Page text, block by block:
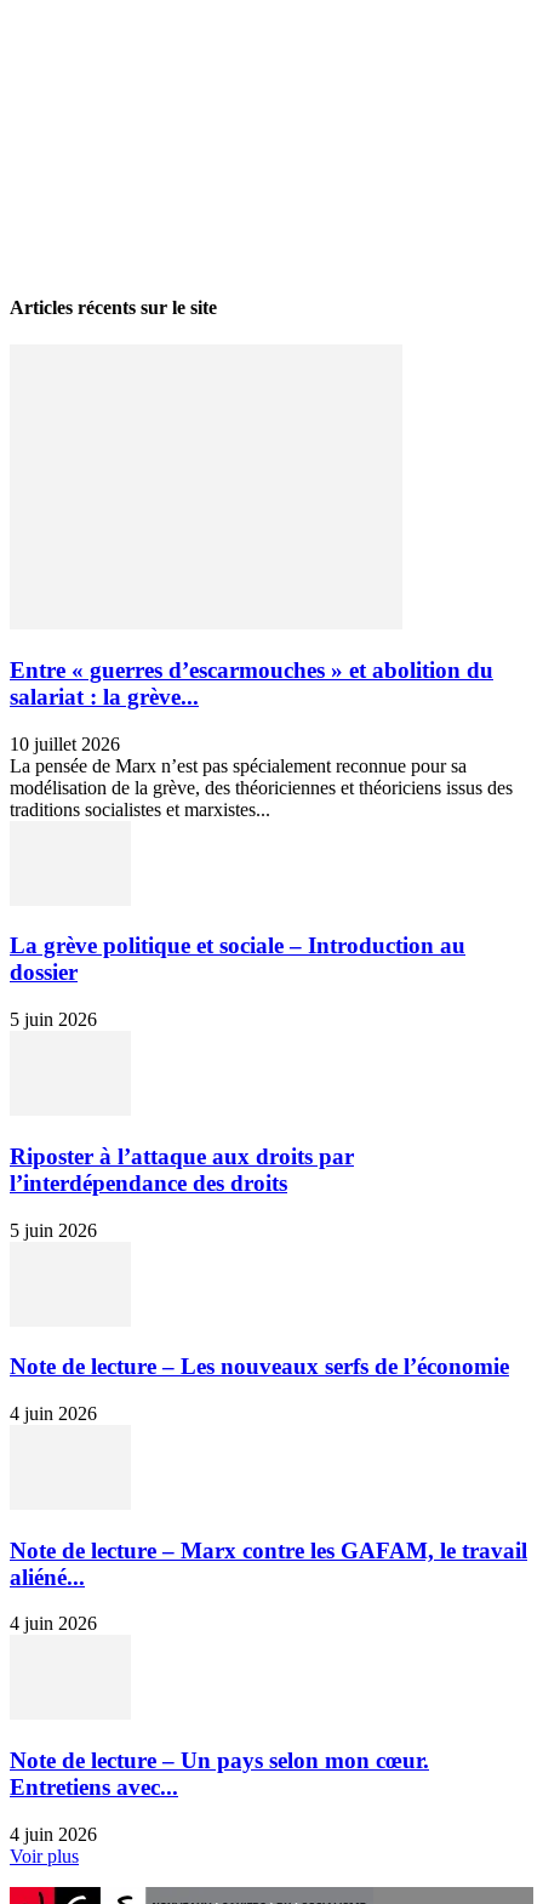
Articles récents sur le site
Entre « guerres d’escarmouches » et abolition du
salariat : la grève...
10 juillet 2026
La pensée de Marx n’est pas spécialement reconnue pour sa
modélisation de la grève, des théoriciennes et théoriciens issus des
traditions socialistes et marxistes...
La grève politique et sociale – Introduction au
dossier
5 juin 2026
Riposter à l’attaque aux droits par
l’interdépendance des droits
5 juin 2026
Note de lecture – Les nouveaux serfs de l’économie
4 juin 2026
Note de lecture – Marx contre les GAFAM, le travail
aliéné...
4 juin 2026
Note de lecture – Un pays selon mon cœur.
Entretiens avec...
4 juin 2026
Voir plus